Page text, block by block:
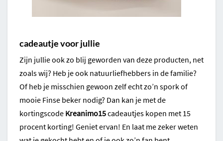
cadeautje voor jullie
Zijn jullie ook zo blij geworden van deze producten, net
zoals wij? Heb je ook natuurliefhebbers in de familie?
Of heb je misschien gewoon zelf echt zo’n spork of
mooie Finse beker nodig? Dan kan je met de
kortingscode Kreanimo15cadeautjes kopen met 15
procent korting! Geniet ervan! En laat me zeker weten